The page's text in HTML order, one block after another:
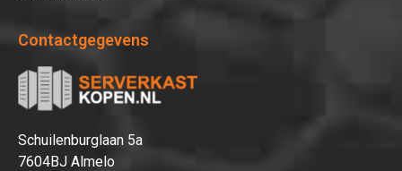
Contactgegevens
Schuilenburglaan 5a
7604BJ Almelo